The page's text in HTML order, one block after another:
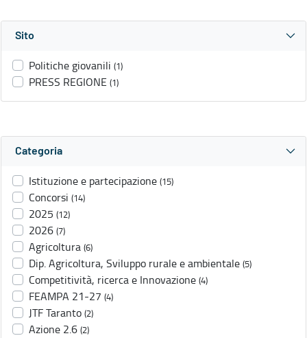
Sito
Politiche giovanili (1)
PRESS REGIONE (1)
Categoria
Istituzione e partecipazione (15)
Concorsi (14)
2025 (12)
2026 (7)
Agricoltura (6)
Dip. Agricoltura, Sviluppo rurale e ambientale (5)
Competitività, ricerca e Innovazione (4)
FEAMPA 21-27 (4)
JTF Taranto (2)
Azione 2.6 (2)